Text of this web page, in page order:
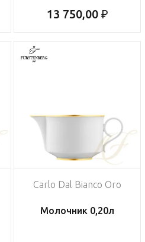
13 750,00 ₽
Carlo Dal Bianco Oro
Молочник 0,20л